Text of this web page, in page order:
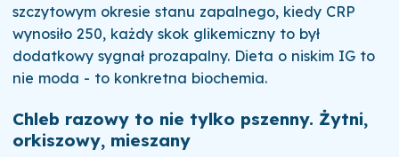
szczytowym okresie stanu zapalnego, kiedy CRP
wynosiło 250, każdy skok glikemiczny to był
dodatkowy sygnał prozapalny. Dieta o niskim IG to
nie moda - to konkretna biochemia.
Chleb razowy to nie tylko pszenny. Żytni,
orkiszowy, mieszany